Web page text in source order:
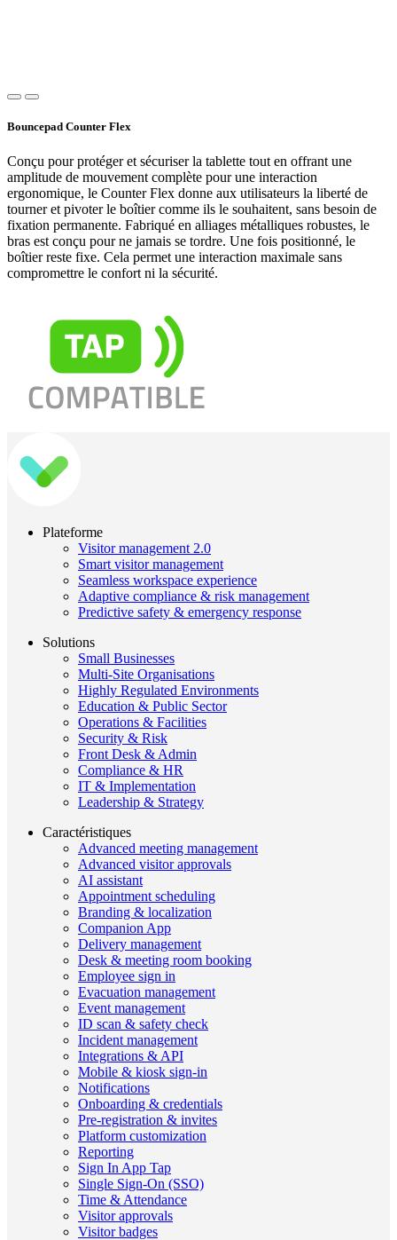
Bouncepad Counter Flex
Conçu pour protéger et sécuriser la tablette tout en offrant une
amplitude de mouvement complète pour une interaction
ergonomique, le Counter Flex donne aux utilisateurs la liberté de
tourner et pivoter le boîtier comme ils le souhaitent, sans besoin de
fixation permanente. Fabriqué en alliages métalliques robustes, le
bras est conçu pour ne jamais se tordre. Une fois positionné, le
boîtier reste fixe. Cela permet une interaction maximale sans
compromettre le confort ni la sécurité.
Plateforme
Visitor management 2.0
Smart visitor management
Seamless workspace experience
Adaptive compliance & risk management
Predictive safety & emergency response
Solutions
Small Businesses
Multi-Site Organisations
Highly Regulated Environments
Education & Public Sector
Operations & Facilities
Security & Risk
Front Desk & Admin
Compliance & HR
IT & Implementation
Leadership & Strategy
Caractéristiques
Advanced meeting management
Advanced visitor approvals
AI assistant
Appointment scheduling
Branding & localization
Companion App
Delivery management
Desk & meeting room booking
Employee sign in
Evacuation management
Event management
ID scan & safety check
Incident management
Integrations & API
Mobile & kiosk sign-in
Notifications
Onboarding & credentials
Pre-registration & invites
Platform customization
Reporting
Sign In App Tap
Single Sign-On (SSO)
Time & Attendance
Visitor approvals
Visitor badges